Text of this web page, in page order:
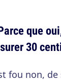
que
30
fou non,